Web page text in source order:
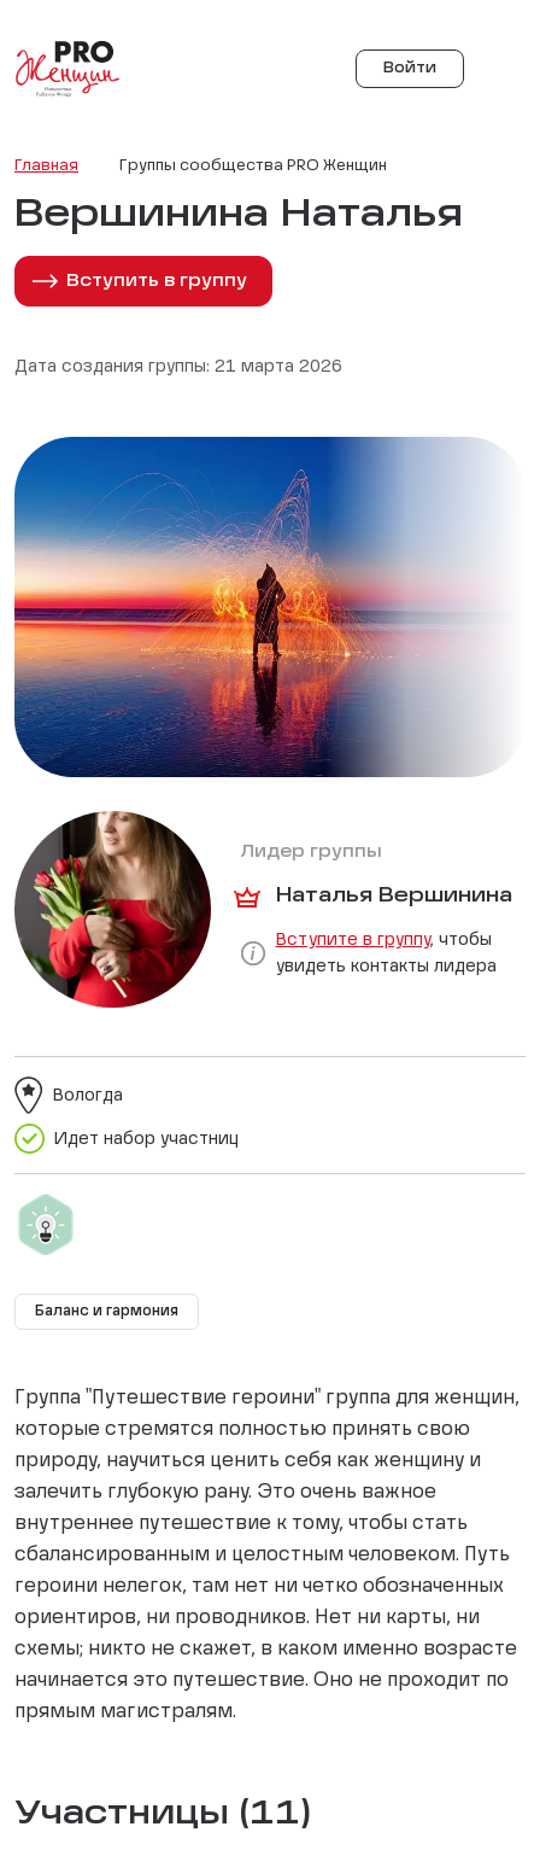
Войти
Главная Группы сообщества PRO Женщин
Вершинина Наталья
Вступить в группу
Дата создания группы: 21 марта 2026
Лидер группы
Наталья Вершинина
Вступите в группу, чтобы
увидеть контакты лидера
Идет набор участниц
Вологда
Баланс и гармония
Группа "Путешествие героини" группа для женщин,
которые стремятся полностью принять свою
природу, научиться ценить себя как женщину и
залечить глубокую рану. Это очень важное
внутреннее путешествие к тому, чтобы стать
сбалансированным и целостным человеком. Путь
героини нелегок, там нет ни четко обозначенных
ориентиров, ни проводников. Нет ни карты, ни
схемы; никто не скажет, в каком именно возрасте
начинается это путешествие. Оно не проходит по
прямым магистралям.
Участницы (11)